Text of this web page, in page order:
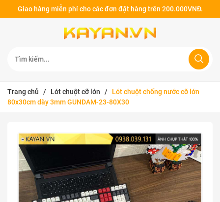
Giao hàng miễn phí cho các đơn đặt hàng trên 200.000VNĐ.
Trang chủ / Lót chuột cỡ lớn /
Lót chuột chống nước cỡ lớn
80x30cm dày 3mm GUNDAM-23-80X30